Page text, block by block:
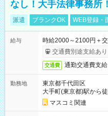
なし！大手法律事務所！
派遣 ブランクOK WEB登録・
給与
時給2000～2100円＋交
交通費別途支給あり
交通費 通勤交通費支給
勤務地
東京都千代田区
大手町(東京都)駅から
マスコミ関連